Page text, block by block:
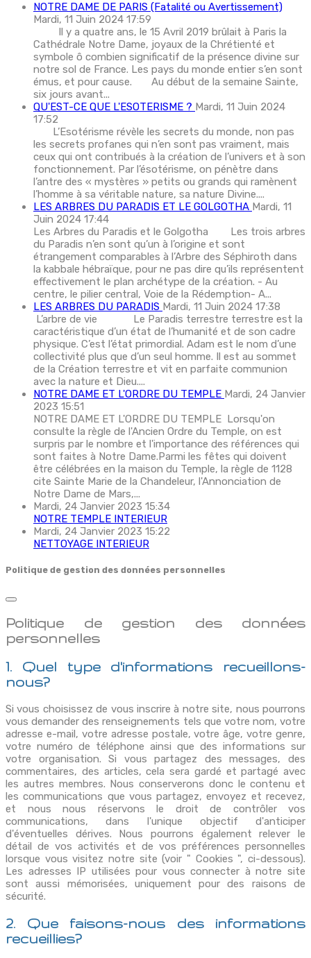
NOTRE DAME DE PARIS (Fatalité ou Avertissement)
Mardi, 11 Juin 2024 17:59
Il y a quatre ans, le 15 Avril 2019 brûlait à Paris la
Cathédrale Notre Dame, joyaux de la Chrétienté et
symbole ô combien significatif de la présence divine sur
notre sol de France. Les pays du monde entier s’en sont
émus, et pour cause. Au début de la semaine Sainte,
six jours avant...
QU'EST-CE QUE L'ESOTERISME ? Mardi, 11 Juin 2024
17:52
L’Esotérisme révèle les secrets du monde, non pas
les secrets profanes qui n’en sont pas vraiment, mais
ceux qui ont contribués à la création de l’univers et à son
fonctionnement. Par l’ésotérisme, on pénètre dans
l’antre des « mystères » petits ou grands qui ramènent
l’homme à sa véritable nature, sa nature Divine....
LES ARBRES DU PARADIS ET LE GOLGOTHA Mardi, 11
Juin 2024 17:44
Les Arbres du Paradis et le Golgotha Les trois arbres
du Paradis n’en sont qu’un à l’origine et sont
étrangement comparables à l’Arbre des Séphiroth dans
la kabbale hébraïque, pour ne pas dire qu’ils représentent
effectivement le plan archétype de la création. - Au
centre, le pilier central, Voie de la Rédemption- A...
LES ARBRES DU PARADIS Mardi, 11 Juin 2024 17:38
L’arbre de vie Le Paradis terrestre terrestre est la
caractéristique d’un état de l’humanité et de son cadre
physique. C’est l’état primordial. Adam est le nom d’une
collectivité plus que d’un seul homme. Il est au sommet
de la Création terrestre et vit en parfaite communion
avec la nature et Dieu....
NOTRE DAME ET L'ORDRE DU TEMPLE Mardi, 24 Janvier
2023 15:51
NOTRE DAME ET L'ORDRE DU TEMPLE Lorsqu'on
consulte la règle de l'Ancien Ordre du Temple, on est
surpris par le nombre et l'importance des références qui
sont faites à Notre Dame.Parmi les fêtes qui doivent
être célébrées en la maison du Temple, la règle de 1128
cite Sainte Marie de la Chandeleur, l'Annonciation de
Notre Dame de Mars,...
Mardi, 24 Janvier 2023 15:34
NOTRE TEMPLE INTERIEUR
Mardi, 24 Janvier 2023 15:22
NETTOYAGE INTERIEUR
Politique de gestion des données personnelles
Politique de gestion des données
personnelles
1. Quel type d'informations recueillons-
nous?
Si vous choisissez de vous inscrire à notre site, nous pourrons
vous demander des renseignements tels que votre nom, votre
adresse e-mail, votre adresse postale, votre âge, votre genre,
votre numéro de téléphone ainsi que des informations sur
votre organisation. Si vous partagez des messages, des
commentaires, des articles, cela sera gardé et partagé avec
les autres membres. Nous conserverons donc le contenu et
les communications que vous partagez, envoyez et recevez,
et nous nous réservons le droit de contrôler vos
communications, dans l'unique objectif d'anticiper
d'éventuelles dérives. Nous pourrons également relever le
détail de vos activités et de vos préférences personnelles
lorsque vous visitez notre site (voir " Cookies ", ci-dessous).
Les adresses IP utilisées pour vous connecter à notre site
sont aussi mémorisées, uniquement pour des raisons de
sécurité.
2. Que faisons-nous des informations
recueillies?